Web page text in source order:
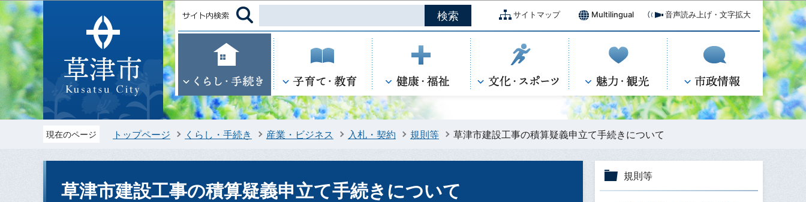
このページの本文へ移動
サイトマップ Multilingual 音声読み上げ・文字拡大
現在のページ トップページ くらし・手続き 産業・ビジネス 入札・契約 規則等 草津市建設工事の積算疑義申立て手続きについて
草津市建設工事の積算疑義申立て手続きについて
規則等